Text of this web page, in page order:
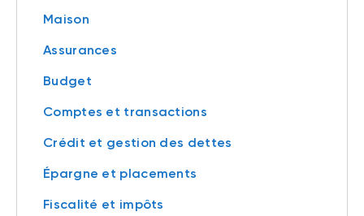
Maison
Assurances
Budget
Comptes et transactions
Crédit et gestion des dettes
Épargne et placements
Fiscalité et impôts